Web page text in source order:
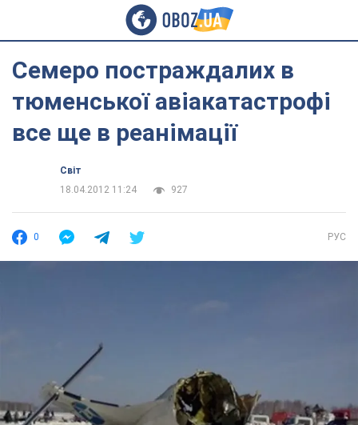
Семеро постраждалих в
тюменської авіакатастрофі
все ще в реанімації
Світ
18.04.2012 11:24
927
0 РУС